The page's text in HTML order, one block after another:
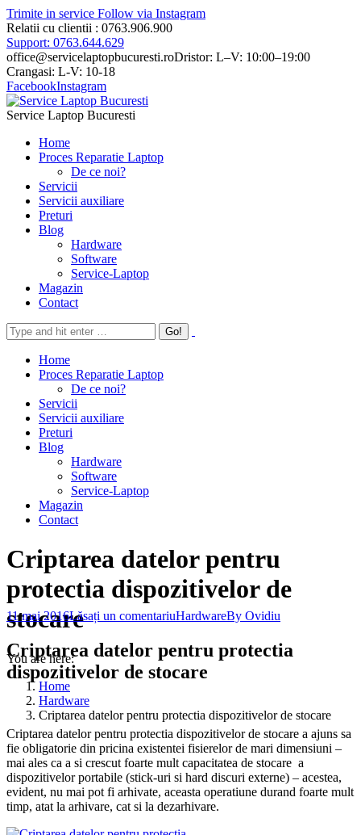
Trimite in service Follow via Instagram
Relatii cu clientii : 0763.906.900
Support: 0763.644.629
office@servicelaptopbucuresti.roDristor: L–V: 10:00–19:00
Crangasi: L-V: 10-18
FacebookInstagram
Service Laptop Bucuresti
Home
Proces Reparatie Laptop
De ce noi?
Servicii
Servicii auxiliare
Preturi
Blog
Hardware
Software
Service-Laptop
Magazin
Contact
Home
Proces Reparatie Laptop
De ce noi?
Servicii
Servicii auxiliare
Preturi
Blog
Hardware
Software
Service-Laptop
Magazin
Contact
Criptarea datelor pentru
protectia dispozitivelor de
stocare
You are here:
Home
Hardware
Criptarea datelor pentru protectia dispozitivelor de stocare
11 mai 2016Lăsați un comentariuHardwareBy Ovidiu
Criptarea datelor pentru protectia
dispozitivelor de stocare
Criptarea datelor pentru protectia dispozitivelor de stocare a ajuns sa
fie obligatorie din pricina existentei fisierelor de mari dimensiuni –
mai ales ca a si crescut foarte mult capacitatea de stocare a
dispozitivelor portabile (stick-uri si hard discuri externe) – acestea,
evident, nu mai pot fi arhivate, aceasta operatiune durand foarte mult
timp, atat la arhivare, cat si la dezarhivare.